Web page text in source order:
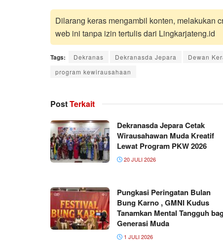
Dilarang keras mengambil konten, melakukan
web ini tanpa izin tertulis dari Lingkarjateng.id
Tags: Dekranas Dekranasda Jepara Dewan
program kewirausahaan
PostTerkait
Dekranasda Jepara Cetak
Wirausahawan Muda Kreatif
Lewat Program PKW 2026
20 JULI 2026
Pungkasi Peringatan Bulan
Bung Karno , GMNI Kudus
Tanamkan Mental Tangguh
Generasi Muda
1 JULI 2026